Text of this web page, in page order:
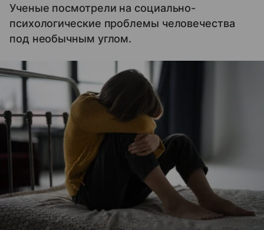
Ученые посмотрели на социально-
психологические проблемы человечества
под необычным углом.